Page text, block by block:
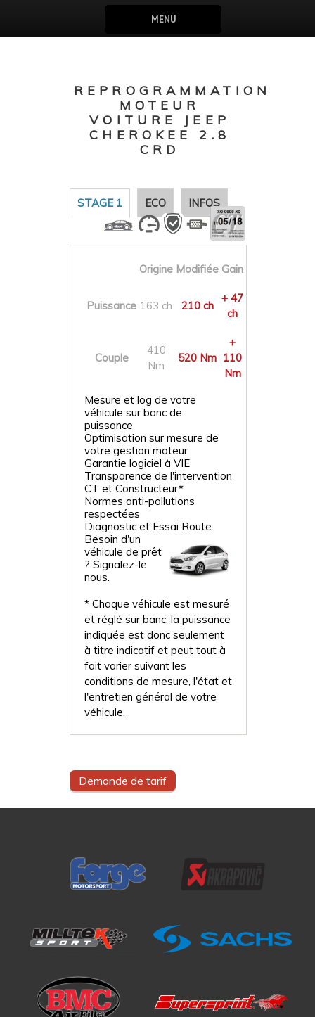
MENU
REPROGRAMMATION
MOTEUR
VOITURE JEEP
CHEROKEE 2.8
CRD
STAGE 1 ECO INFOS
Origine Modifiée Gain
Puissance 163 ch 210 ch
+ 47
ch
Couple
410
Nm
520 Nm
+
110
Nm
Mesure et log de votre
véhicule sur banc de
puissance
Optimisation sur mesure de
votre gestion moteur
Garantie logiciel à VIE
Transparence de l'intervention
CT et Constructeur*
Normes anti-pollutions
respectées
Diagnostic et Essai Route
Besoin d'un
véhicule de prêt
? Signalez-le
nous.
* Chaque véhicule est mesuré
et réglé sur banc, la puissance
indiquée est donc seulement
à titre indicatif et peut tout à
fait varier suivant les
conditions de mesure, l'état et
l'entretien général de votre
véhicule.
Demande de tarif